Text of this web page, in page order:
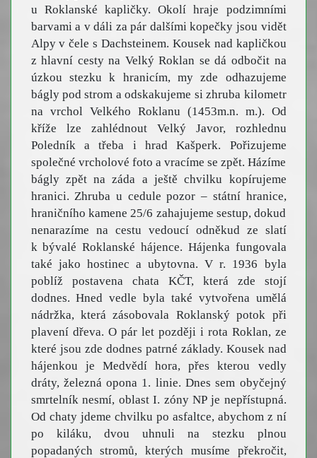
u Roklanské kapličky. Okolí hraje podzimními
barvami a v dáli za pár dalšími kopečky jsou vidět
Alpy v čele s Dachsteinem. Kousek nad kapličkou
z hlavní cesty na Velký Roklan se dá odbočit na
úzkou stezku k hranicím, my zde odhazujeme
bágly pod strom a odskakujeme si zhruba kilometr
na vrchol Velkého Roklanu (1453m.n. m.). Od
kříže lze zahlédnout Velký Javor, rozhlednu
Poledník a třeba i hrad Kašperk. Pořizujeme
společné vrcholové foto a vracíme se zpět. Házíme
bágly zpět na záda a ještě chvilku kopírujeme
hranici. Zhruba u cedule pozor – státní hranice,
hraničního kamene 25/6 zahajujeme sestup, dokud
nenarazíme na cestu vedoucí odněkud ze slatí
k bývalé Roklanské hájence. Hájenka fungovala
také jako hostinec a ubytovna. V r. 1936 byla
poblíž postavena chata KČT, která zde stojí
dodnes. Hned vedle byla také vytvořena umělá
nádržka, která zásobovala Roklanský potok při
plavení dřeva. O pár let později i rota Roklan, ze
které jsou zde dodnes patrné základy. Kousek nad
hájenkou je Medvědí hora, přes kterou vedly
dráty, železná opona 1. linie. Dnes sem obyčejný
smrtelník nesmí, oblast I. zóny NP je nepřístupná.
Od chaty jdeme chvilku po asfaltce, abychom z ní
po kiláku, dvou uhnuli na stezku plnou
popadaných stromů, kterých musíme překročit,